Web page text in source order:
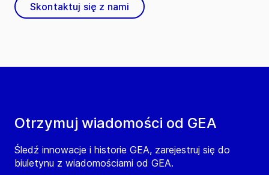
Otrzymuj wiadomości od GEA
Śledź innowacje i historie GEA, zarejestruj się do
biuletynu z wiadomościami od GEA.
Skontaktuj się z nami